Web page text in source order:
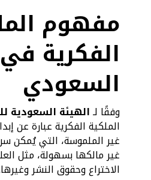
مفهوم
الفكرية
السعودي
وفقًا لـالهيئة السعودية
الملكية الفكرية عبارة عن
غير الملموسة، التي يُمكن
غير مالكها بسهولة، مثل
الاختراع وحقوق النشر